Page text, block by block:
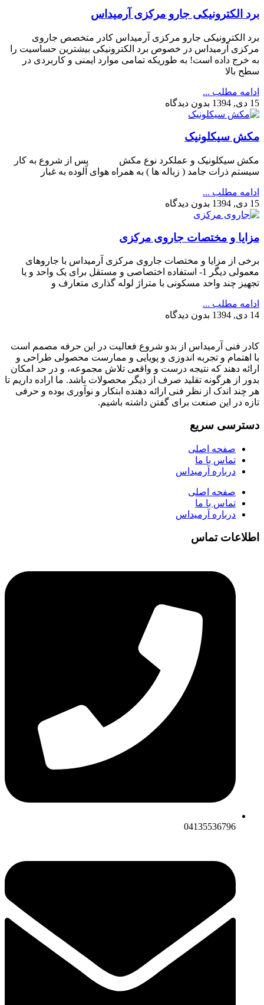
برد الکترونیکی جارو مرکزی آرمیداس
برد الکترونیکی جارو مرکزی آرمیداس کادر متخصص جاروی
مرکزی آرمیداس در خصوص برد الکترونیکی بیشترین حساسیت را
به خرج داده است! به طوریکه تمامی موارد ایمنی و کاربردی در
سطح بالا
ادامه مطلب ...
15 دی, 1394
بدون دیدگاه
مکش سیکلونیک
مکش سیکلونیک و عملکرد نوع مکش پس از شروع به کار
سیستم ذرات جامد ( زباله ها ) به همراه هوای آلوده به غبار
ادامه مطلب ...
15 دی, 1394
بدون دیدگاه
مزایا و مختصات جاروی مرکزی
برخی از مزایا و مختصات جاروی مرکزی آرمیداس با جاروهای
معمولی دیگر 1- استفاده اختصاصی و مستقل برای یک واحد و یا
تجهیز چند واحد مسکونی با متراژ لوله گذاری متعارف و
ادامه مطلب ...
14 دی, 1394
بدون دیدگاه
کادر فنی آرمیداس از بدو شروع فعالیت در این حرفه مصمم است
با اهتمام و تجربه اندوزی و پویایی و ممارست محصولی طراحی و
ارائه دهند که نتیجه درست و واقعی تلاش مجموعه، و در حد امکان
بدور از هرگونه تقلید صرف از دیگر محصولات باشد. ما اراده داریم تا
هر چند اندک از نظر فنی ارائه دهنده ابتکار و نوآوری بوده و حرفی
تازه در این صنعت برای گفتن داشته باشیم.
دسترسی سریع
صفحه اصلی
تماس با ما
درباره آرمیداس
صفحه اصلی
تماس با ما
درباره آرمیداس
اطلاعات تماس
04135536796